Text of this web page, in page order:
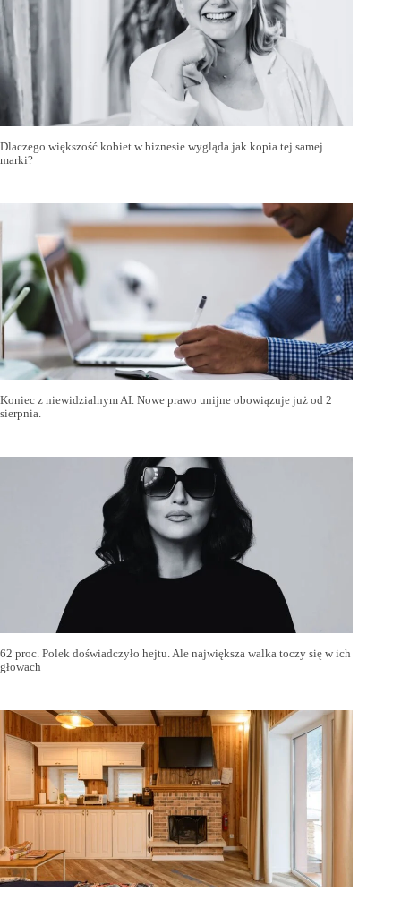
Dlaczego większość kobiet w biznesie wygląda jak kopia tej samej
marki?
Koniec z niewidzialnym AI. Nowe prawo unijne obowiązuje już od 2
sierpnia.
62 proc. Polek doświadczyło hejtu. Ale największa walka toczy się w ich
głowach